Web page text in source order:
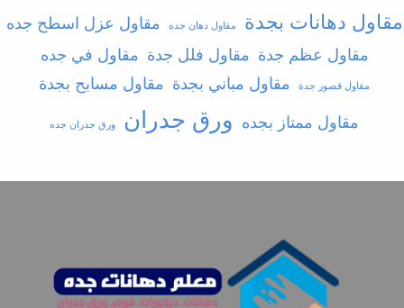
مقاول دهانات بجدة مقاول دهان جده
مقاول عزل اسطح جده
مقاول عظم جدة مقاول فلل جدة مقاول في جده
مقاول قصور جدة مقاول مباني بجدة مقاول مسابح بجدة
مقاول ممتاز بجده ورق جدران ورق جدران جده